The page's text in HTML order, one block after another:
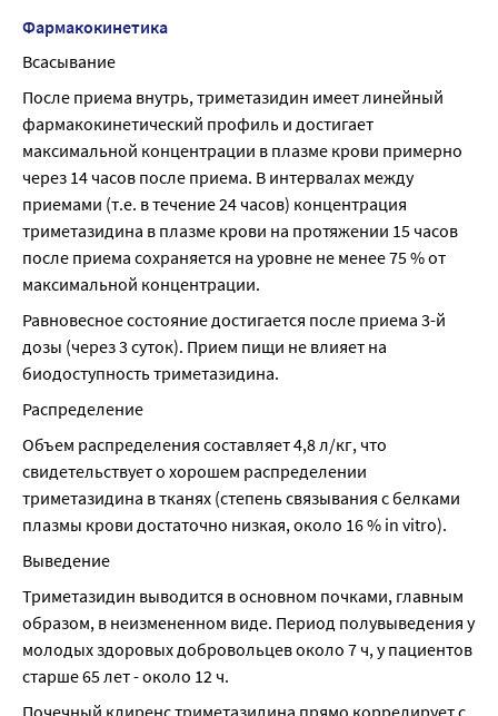
Фармакокинетика
Всасывание
После приема внутрь, триметазидин имеет линейный
фармакокинетический профиль и достигает
максимальной концентрации в плазме крови примерно
через 14 часов после приема. В интервалах между
приемами (т.е. в течение 24 часов) концентрация
триметазидина в плазме крови на протяжении 15 часов
после приема сохраняется на уровне не менее 75 % от
максимальной концентрации.
Равновесное состояние достигается после приема 3-й
дозы (через 3 суток). Прием пищи не влияет на
биодоступность триметазидина.
Распределение
Объем распределения составляет 4,8 л/кг, что
свидетельствует о хорошем распределении
триметазидина в тканях (степень связывания с белками
плазмы крови достаточно низкая, около 16 % in vitro).
Выведение
Триметазидин выводится в основном почками, главным
образом, в неизмененном виде. Период полувыведения у
молодых здоровых добровольцев около 7 ч, у пациентов
старше 65 лет - около 12 ч.
Почечный клиренс триметазидина прямо коррелирует с